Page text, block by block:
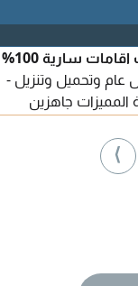
متوفر 4 عمال للعمل فورا داخل الامارات اقامات سارية 100%
عام وتحميل وتنزيل -
المميزات جاهزين
بالمواعيد متاحين
للتواصل الجاد
⟩